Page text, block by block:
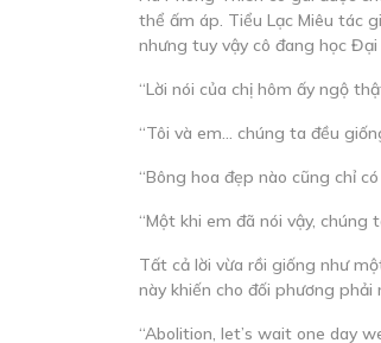
thể ấm áp. Tiểu Lạc Miêu tác
nhưng tuy vậy cô đang học Đại
“Lời nói của chị hôm ấy ngộ
“Tôi và em… chúng ta đều
“Bông hoa đẹp nào cũng chỉ
“Một khi em đã nói vậy, chúng
Tất cả lời vừa rồi giống như
này khiến cho đối phương phải
“Abolition, let’s wait one day